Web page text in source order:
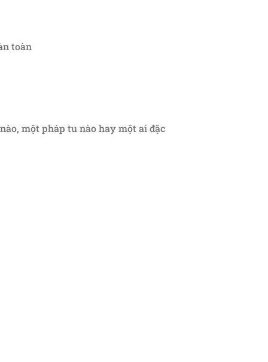
toàn
một pháp tu nào hay một ai đặc